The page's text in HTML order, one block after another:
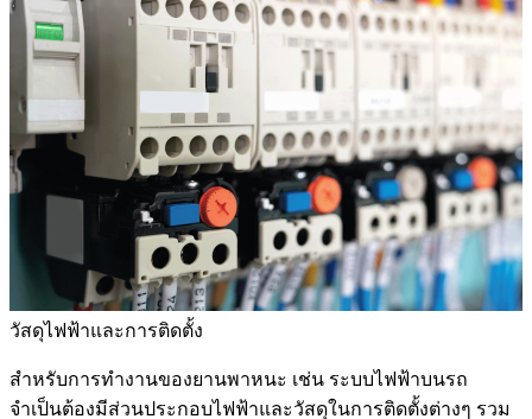
วัสดุไฟฟ้าและการติดตั้ง
สำหรับการทำงานของยานพาหนะ เช่น ระบบไฟฟ้าบนรถ
จำเป็นต้องมีส่วนประกอบไฟฟ้าและวัสดุในการติดตั้งต่างๆ รวม